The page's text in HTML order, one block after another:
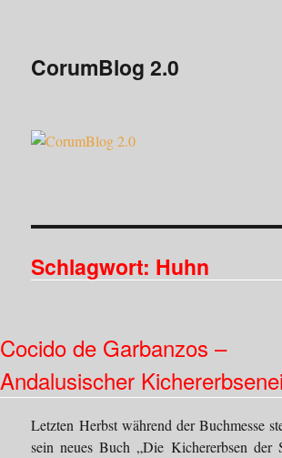
CorumBlog 2.0
Schlagwort: Huhn
Cocido de Garbanzos –
Andalusischer
Letzten Herbst während der Buchmesse
sein neues Buch „Die Kichererbsen der